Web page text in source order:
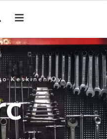
Keskinen Oy